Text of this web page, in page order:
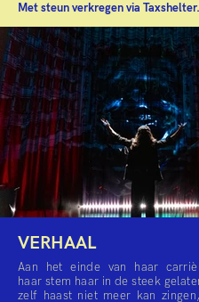
Met steun verkregen via Taxshelter.
VERHAAL
Aan het einde van haar
haar stem haar in de steek
zelf haast niet meer kan